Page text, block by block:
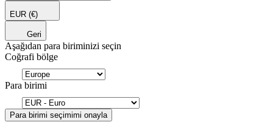
EUR (€)
Geri
Aşağıdan para biriminizi seçin
Coğrafi bölge
Para birimi
Para birimi seçimimi onayla